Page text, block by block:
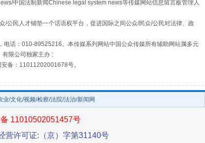
中国法制新闻Chinese legal system news等传媒网站信息留言板管理人
公民人才铺垫一个话语权平台，促进国际之间公众/民众/公民对法律、政
话：010-89525216。本传媒系列网站中国公众传媒所有辅助网站属多元
有限公司独家主办 :
备：11011202001678号。
业/文化/视频/检察/法院/法治/新闻网
11010502051457号
营许可证:（京）字第31140号